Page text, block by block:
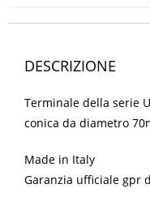
DESCRIZIONE
Terminale della serie
conica da diametro
Made in Italy
Garanzia ufficiale gpr